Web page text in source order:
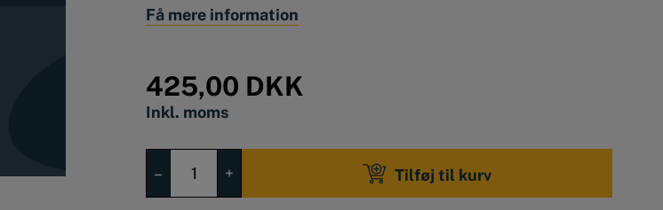
Materiale:HSS 62-64Rc
Få mere information
425,00 DKK
Inkl. moms
–
Afgrater
Klinge
+ Tilføj til kurv